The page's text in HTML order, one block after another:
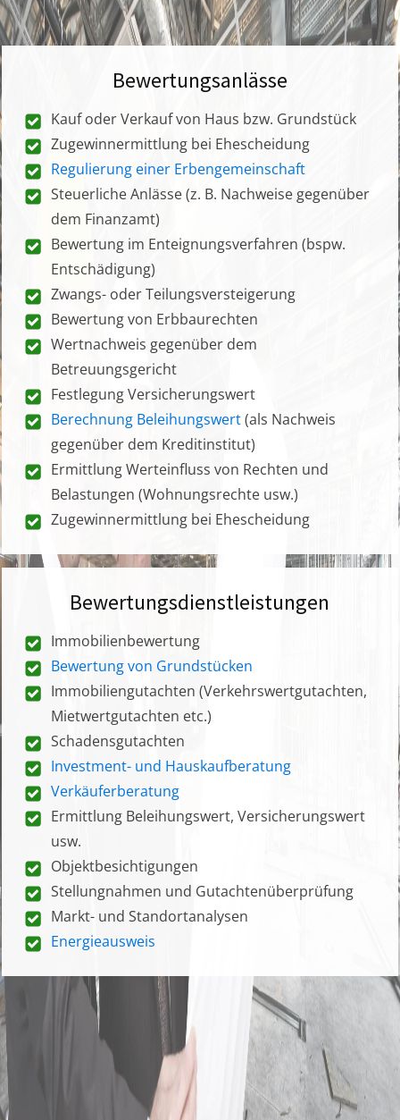
Bewertungsanlässe
Kauf oder Verkauf von Haus bzw. Grundstück
Zugewinnermittlung bei Ehescheidung
Regulierung einer Erbengemeinschaft
Steuerliche Anlässe (z. B. Nachweise gegenüber
dem Finanzamt)
Bewertung im Enteignungsverfahren (bspw.
Entschädigung)
Zwangs- oder Teilungsversteigerung
Bewertung von Erbbaurechten
Wertnachweis gegenüber dem
Betreuungsgericht
Festlegung Versicherungswert
Berechnung Beleihungswert(als Nachweis
gegenüber dem Kreditinstitut)
Ermittlung Werteinfluss von Rechten und
Belastungen (Wohnungsrechte usw.)
Zugewinnermittlung bei Ehescheidung
Bewertungsdienstleistungen
Immobilienbewertung
Bewertung von Grundstücken
Immobiliengutachten (Verkehrswertgutachten,
Mietwertgutachten etc.)
Schadensgutachten
Investment- und Hauskaufberatung
Verkäuferberatung
Ermittlung Beleihungswert, Versicherungswert
usw.
Objektbesichtigungen
Stellungnahmen und Gutachtenüberprüfung
Markt- und Standortanalysen
Energieausweis